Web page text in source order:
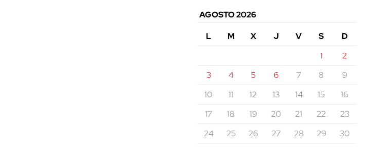
AGOSTO 2026
L
M X J V S
D
1
2
3
4 5 6 7 8
9
10
11 12 13 14 15
16
17
18 19 20 21 22
23
24
25 26 27 28 29
30